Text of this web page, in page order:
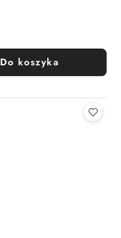
Do koszyka